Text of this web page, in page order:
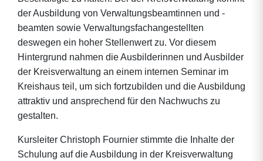
der Ausbildung von Verwaltungsbeamtinnen und -
beamten sowie Verwaltungsfachangestellten
deswegen ein hoher Stellenwert zu. Vor diesem
Hintergrund nahmen die Ausbilderinnen und Ausbilder
der Kreisverwaltung an einem internen Seminar im
Kreishaus teil, um sich fortzubilden und die Ausbildung
attraktiv und ansprechend für den Nachwuchs zu
gestalten.
Kursleiter Christoph Fournier stimmte die Inhalte der
Schulung auf die Ausbildung in der Kreisverwaltung